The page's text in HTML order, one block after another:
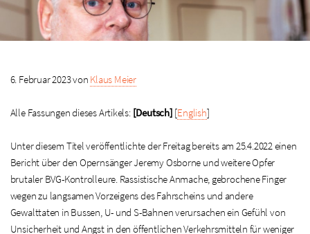
6. Februar 2023 von Klaus Meier
Alle Fassungen dieses Artikels: [Deutsch] [English]
Unter diesem Titel veröffentlichte der Freitag bereits am 25.4.2022 einen
Bericht über den Opernsänger Jeremy Osborne und weitere Opfer
brutaler BVG-Kontrolleure. Rassistische Anmache, gebrochene Finger
wegen zu langsamen Vorzeigens des Fahrscheins und andere
Gewalttaten in Bussen, U- und S-Bahnen verursachen ein Gefühl von
Unsicherheit und Angst in den öffentlichen Verkehrsmitteln für weniger